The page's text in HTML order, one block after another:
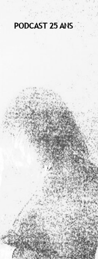
PODCAST 25 ANS